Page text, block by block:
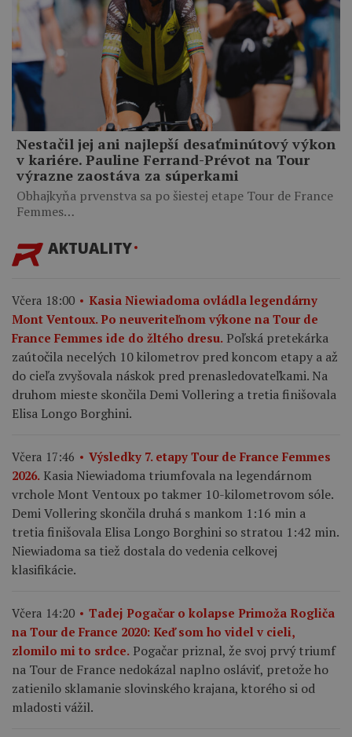
Nestačil jej ani najlepší desaťminútový výkon
v kariére. Pauline Ferrand-Prévot na Tour
výrazne zaostáva za súperkami
Obhajkyňa prvenstva sa po šiestej etape Tour de France
Femmes…
AKTUALITY
Včera 18:00
Kasia Niewiadoma ovládla legendárny
Mont Ventoux. Po neuveriteľnom výkone na Tour de
France Femmes ide do žltého dresu. Poľská pretekárka
zaútočila necelých 10 kilometrov pred koncom etapy a až
do cieľa zvyšovala náskok pred prenasledovateľkami. Na
druhom mieste skončila Demi Vollering a tretia finišovala
Elisa Longo Borghini.
Včera 17:46
Výsledky 7. etapy Tour de France Femmes
2026. Kasia Niewiadoma triumfovala na legendárnom
vrchole Mont Ventoux po takmer 10-kilometrovom sóle.
Demi Vollering skončila druhá s mankom 1:16 min a
tretia finišovala Elisa Longo Borghini so stratou 1:42 min.
Niewiadoma sa tiež dostala do vedenia celkovej
klasifikácie.
Včera 14:20
Tadej Pogačar o kolapse Primoža Rogliča
na Tour de France 2020: Keď som ho videl v cieli,
zlomilo mi to srdce. Pogačar priznal, že svoj prvý triumf
na Tour de France nedokázal naplno osláviť, pretože ho
zatienilo sklamanie slovinského krajana, ktorého si od
mladosti vážil.